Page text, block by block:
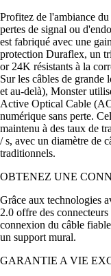
Profitez de l'ambiance
pertes de signal ou
est fabriqué avec une
protection Duraflex, un
or 24K résistants à la
Sur les câbles de
et au-delà), Monster
Active Optical Cable
numérique sans perte.
maintenu à des taux de
/ s, avec un diamètre de
traditionnels.
OBTENEZ UNE
Grâce aux technologies
2.0 offre des
connexion du câble
un support mural.
GARANTIE A VIE